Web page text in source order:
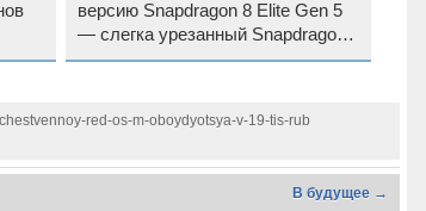
версию Snapdragon 8 Elite Gen 5
— слегка урезанный Snapdragon
8 Elite Gen 5 V-series
red-os-m-oboydyotsya-v-19-tis-rub
В будущее →